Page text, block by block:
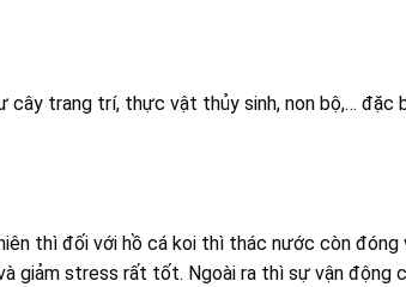
cây trang trí, thực vật thủy sinh, non bộ,… đặc
thì đối với hồ cá koi thì thác nước còn đóng
giảm stress rất tốt. Ngoài ra thì sự vận động